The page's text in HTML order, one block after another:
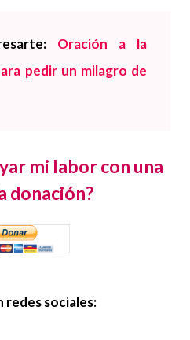
Oración a la
pedir un milagro de
mi labor con una
donación?
redes sociales: